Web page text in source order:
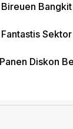
Diskon